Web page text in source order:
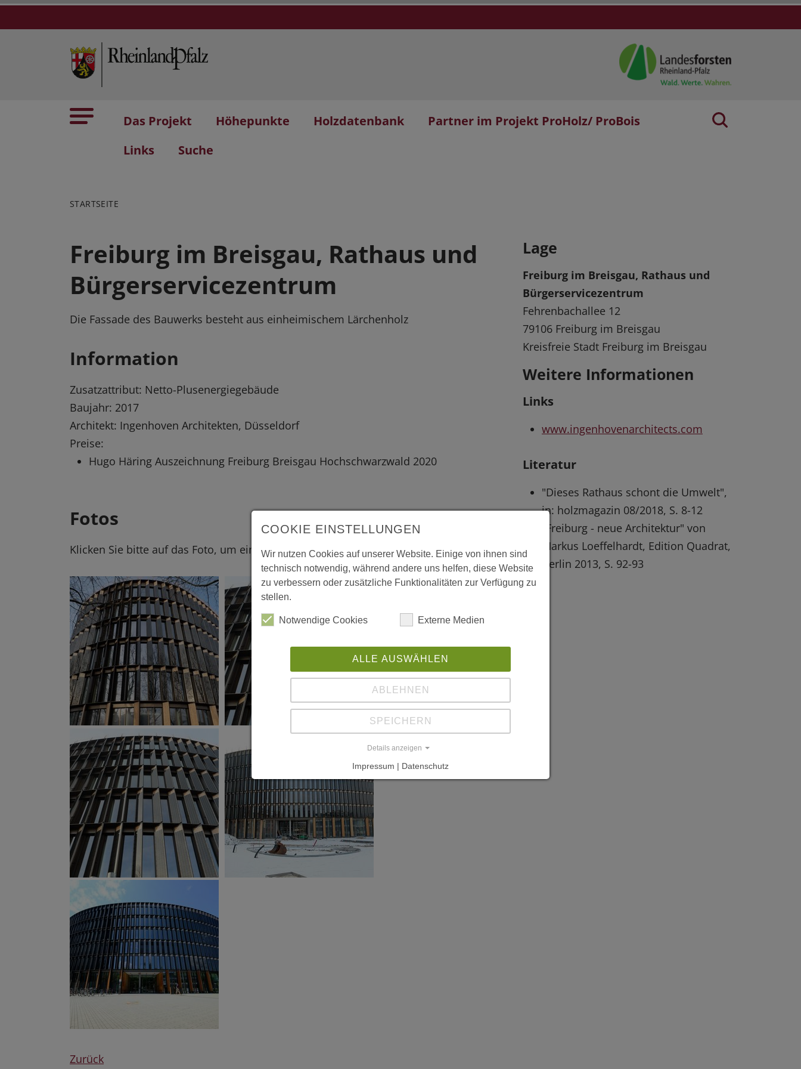
Das Projekt Höhepunkte Holzdatenbank
Partner im Projekt ProHolz/ ProBois
Links
Suche
STARTSEITE
Freiburg im Breisgau, Rathaus und
Bürgerservicezentrum
Die Fassade des Bauwerks besteht aus einheimischem Lärchenholz
Information
Zusatzattribut: Netto-Plusenergiegebäude
Baujahr: 2017
Architekt: Ingenhoven Architekten, Düsseldorf
Preise:
Hugo Häring Auszeichnung Freiburg Breisgau Hochschwarzwald 2020
Fotos
Klicken Sie bitte auf das Foto, um eine vergrößerte Darstellung zu erhalten.
Zurück
Lage
Freiburg im Breisgau, Rathaus und
Bürgerservicezentrum
Fehrenbachallee 12
79106 Freiburg im Breisgau
Kreisfreie Stadt Freiburg im Breisgau
Weitere Informationen
Links
www.ingenhovenarchitects.com
Literatur
"Dieses Rathaus schont die Umwelt",
in: holzmagazin 08/2018, S. 8-12
"Freiburg - neue Architektur" von
Markus Loeffelhardt, Edition Quadrat,
Berlin 2013, S. 92-93
COOKIE EINSTELLUNGEN
Wir nutzen Cookies auf unserer Website. Einige von ihnen sind
technisch notwendig, während andere uns helfen, diese Website
zu verbessern oder zusätzliche Funktionalitäten zur Verfügung zu
stellen.
Notwendige Cookies Externe Medien
ALLE AUSWÄHLEN
ABLEHNEN
SPEICHERN
Details anzeigen
Impressum | Datenschutz